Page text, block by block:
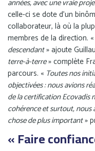
années, avec une vraie
celle-ci se dote d’un
collaborateur, là où la
membres de la direction. «
descendant» ajoute
terre-à-terre» complète
parcours. « Toutes nos
objectivées : nous avions
de la certification Ecovadis
cohérence et surtout, nous
chose de plus important»
« Faire